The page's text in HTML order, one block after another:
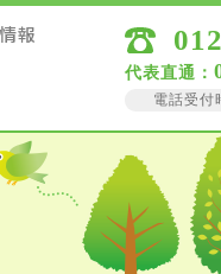
報
代表直通：
電話受付